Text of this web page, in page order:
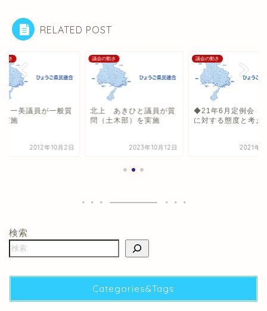
RELATED POST
動き
一美議員が一般質
実施
2012年10月2日
議会の動き
北上 あきひと議員が質
問（土木部）を実施
2023年10月12日
議会の動き
◆21年6月定例会
に対する態度と考え
2021年6
検索
Categories&Tags